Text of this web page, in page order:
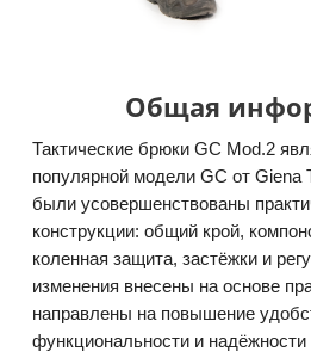
Общая
Тактические брюки GC Mod.2
популярной модели GC от Giena
были усовершенствованы
конструкции: общий крой,
коленная защита, застёжки и
изменения внесены на основе
направлены на повышение
функциональности и надёжности